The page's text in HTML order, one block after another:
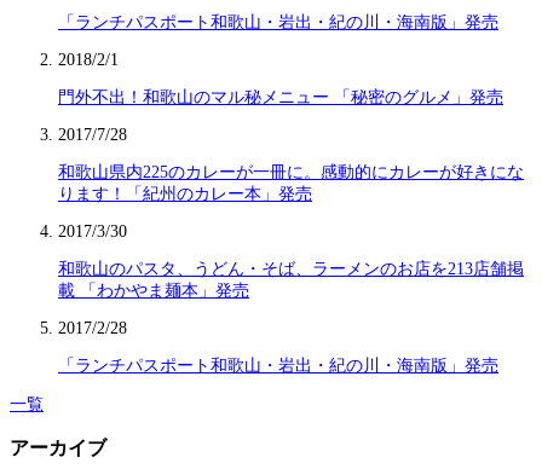
「ランチパスポート和歌山・岩出・紀の川・海南版」発売
2018/2/1
門外不出！和歌山のマル秘メニュー 「秘密のグルメ」発売
2017/7/28
和歌山県内225のカレーが一冊に。感動的にカレーが好きにな
ります！「紀州のカレー本」発売
2017/3/30
和歌山のパスタ、うどん・そば、ラーメンのお店を213店舗掲
載 「わかやま麺本」発売
2017/2/28
「ランチパスポート和歌山・岩出・紀の川・海南版」発売
一覧
アーカイブ